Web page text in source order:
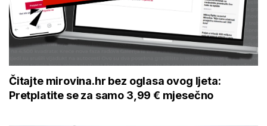
Čitajte mirovina.hr bez oglasa ovog ljeta:
Pretplatite se za samo 3,99 € mjesečno